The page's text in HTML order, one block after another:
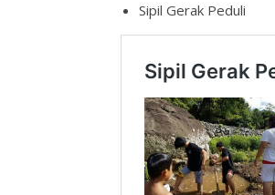
Sipil Gerak Peduli